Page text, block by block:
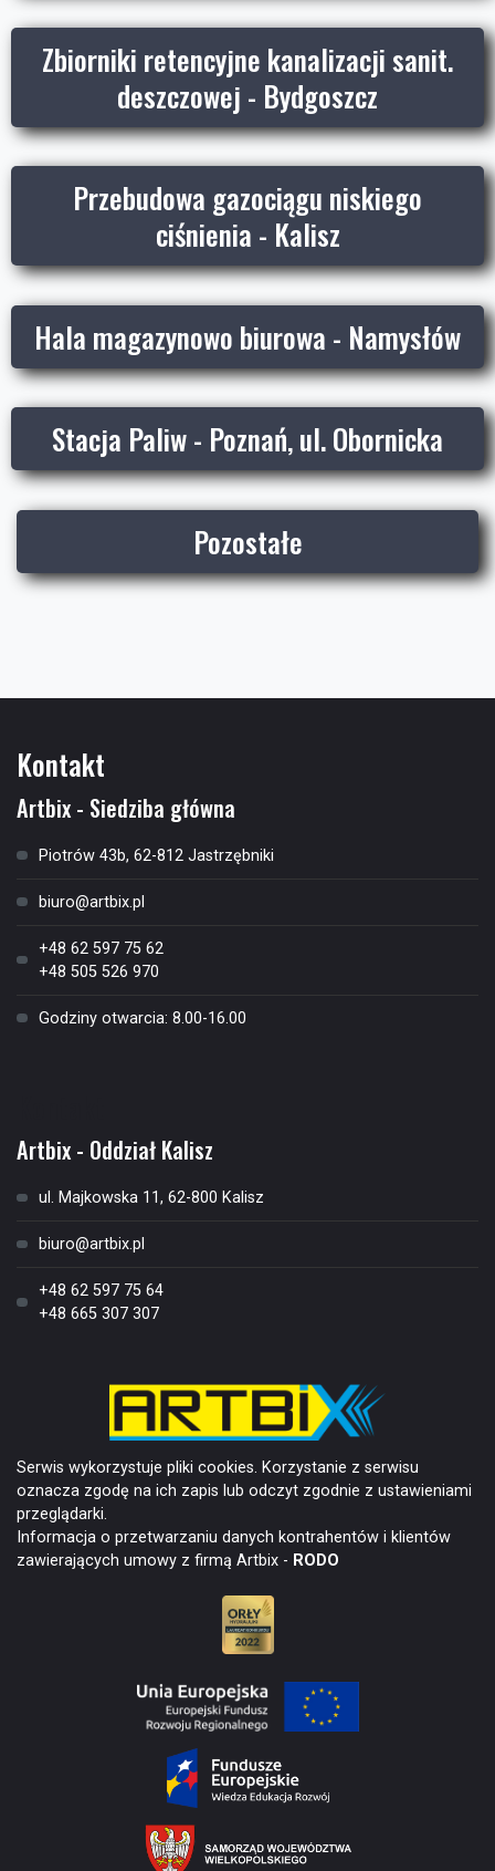
Zbiorniki retencyjne kanalizacji sanit.
deszczowej - Bydgoszcz
Przebudowa gazociągu niskiego
ciśnienia - Kalisz
Hala magazynowo biurowa - Namysłów
Stacja Paliw - Poznań, ul. Obornicka
Pozostałe
Kontakt
Artbix - Siedziba główna
Piotrów 43b, 62-812 Jastrzębniki
biuro@artbix.pl
+48 62 597 75 62
+48 505 526 970
Godziny otwarcia: 8.00-16.00
Artbix - Oddział Kalisz
ul. Majkowska 11, 62-800 Kalisz
biuro@artbix.pl
+48 62 597 75 64
+48 665 307 307
Serwis wykorzystuje pliki cookies. Korzystanie z serwisu
oznacza zgodę na ich zapis lub odczyt zgodnie z ustawieniami
przeglądarki.
Informacja o przetwarzaniu danych kontrahentów i klientów
zawierających umowy z firmą Artbix - RODO